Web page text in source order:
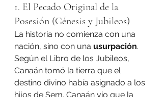
1. El Pecado Original de la
Posesión (Génesis y Jubileos)
La historia no comienza con una
nación, sino con una usurpación.
Según el Libro de los Jubileos,
Canaán tomó la tierra que el
destino divino había asignado a los
hijos de Sem. Canaán vio que la